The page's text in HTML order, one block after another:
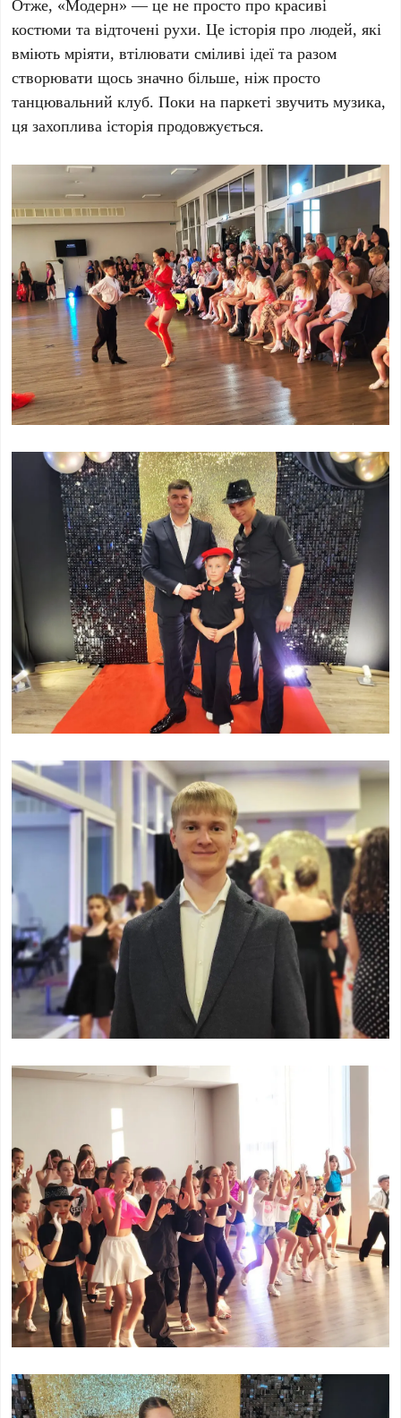
Отже, «Модерн» — це не просто про красиві
костюми та відточені рухи. Це історія про людей, які
вміють мріяти, втілювати сміливі ідеї та разом
створювати щось значно більше, ніж просто
танцювальний клуб. Поки на паркеті звучить музика,
ця захоплива історія продовжується.